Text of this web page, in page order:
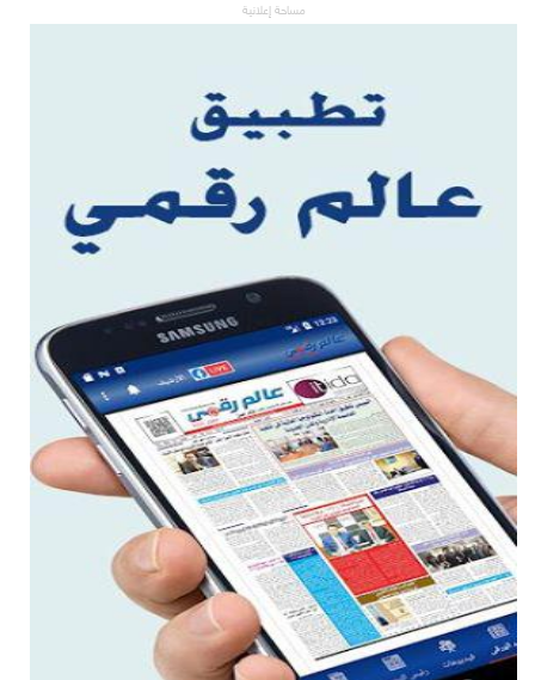
مساحة إعلانية